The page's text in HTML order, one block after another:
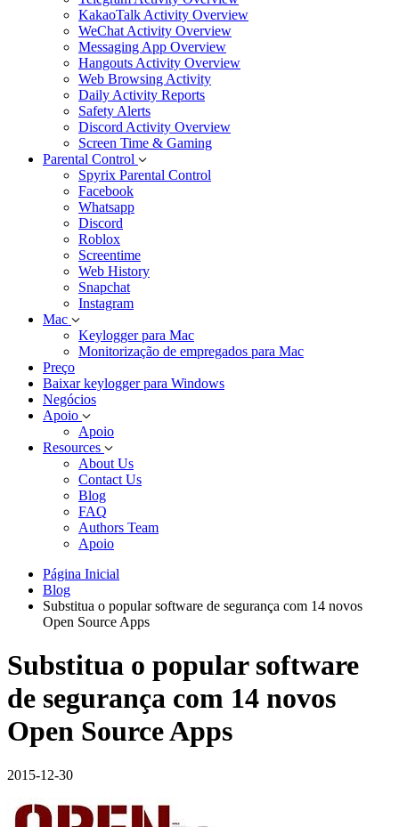
KakaoTalk Activity Overview
WeChat Activity Overview
Messaging App Overview
Hangouts Activity Overview
Web Browsing Activity
Daily Activity Reports
Safety Alerts
Discord Activity Overview
Screen Time & Gaming
Parental Control
Spyrix Parental Control
Facebook
Whatsapp
Discord
Roblox
Screentime
Web History
Snapchat
Instagram
Mac
Keylogger para Mac
Monitorização de empregados para Mac
Preço
Baixar keylogger para Windows
Negócios
Apoio
Apoio
Resources
About Us
Contact Us
Blog
FAQ
Authors Team
Apoio
Página Inicial
Blog
Substitua o popular software de segurança com 14 novos
Open Source Apps
Substitua o popular software
de segurança com 14 novos
Open Source Apps
2015-12-30